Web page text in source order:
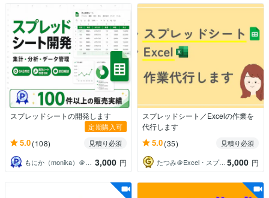
スプレッドシートの開発します
定期購入可
5.0(108)
見積り必須
もにか（monika）＠もに開発
3,000 円
スプレッドシート／Excelの作業を
代行します
5.0(35)
見積り必須
たつみ＠Excel・スプシで業務効率化 5,000 円